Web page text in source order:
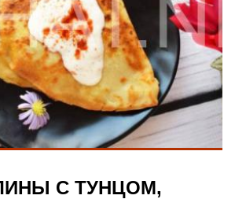
С ТУНЦОМ,